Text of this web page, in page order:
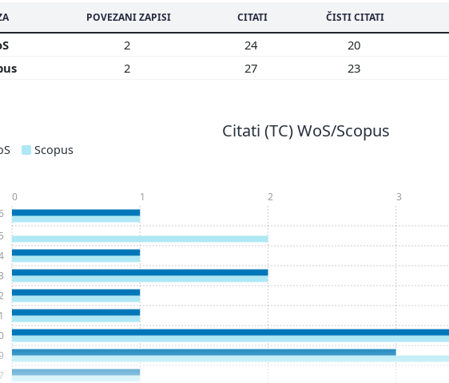
POVEZANI ZAPISI CITATI ČISTI CITATI
2 24 20
2 27 23
Citati (TC) WoS/Scopus
Scopus
0 1 2 3